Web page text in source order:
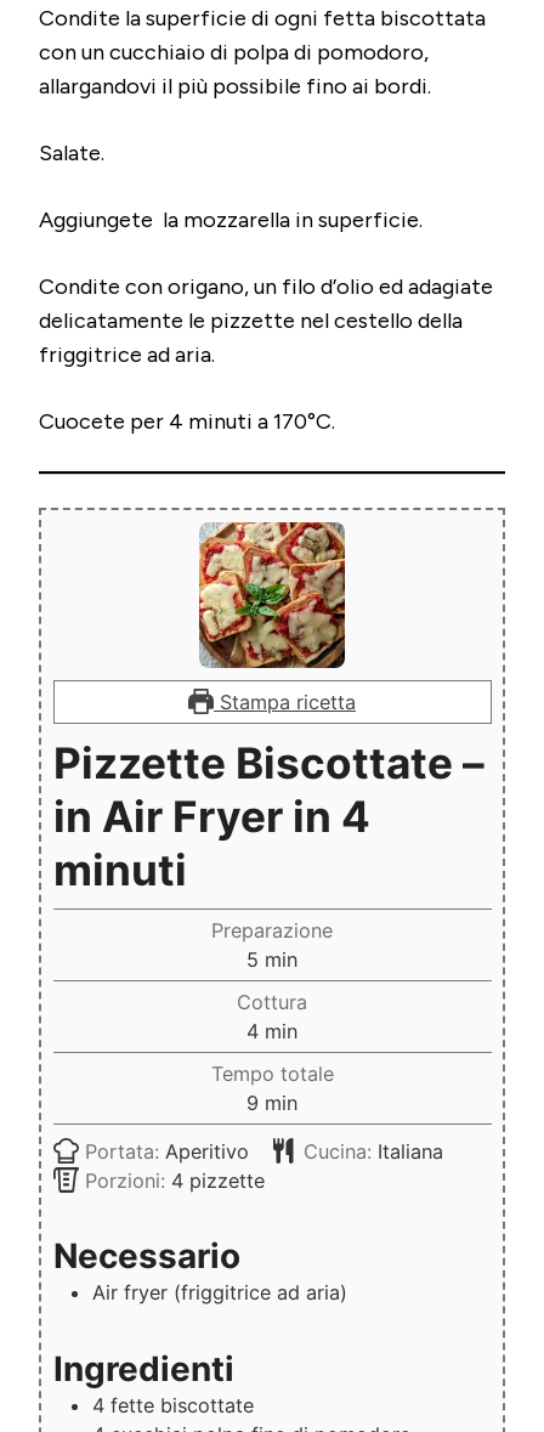
Condite la superficie di ogni fetta biscottata
con un cucchiaio di polpa di pomodoro,
allargandovi il più possibile fino ai bordi.
Salate.
Aggiungete la mozzarella in superficie.
Condite con origano, un filo d’olio ed adagiate
delicatamente le pizzette nel cestello della
friggitrice ad aria.
Cuocete per 4 minuti a 170°C.
Stampa ricetta
Pizzette Biscottate –
in Air Fryer in 4
minuti
Preparazione
5 minuti
min
Cottura
4minuti
min
Tempo totale
9 minuti
min
Portata: Aperitivo Cucina: Italiana
Porzioni: 4 pizzette
Necessario
Air fryer (friggitrice ad aria)
Ingredienti
4 fette biscottate